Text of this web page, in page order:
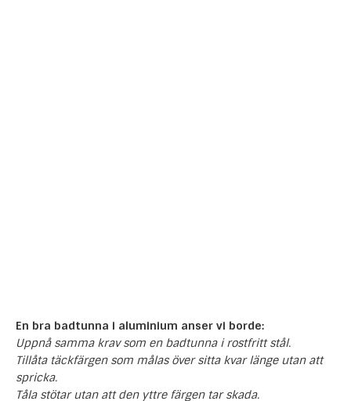
En bra badtunna i aluminium anser vi borde:
Uppnå samma krav som en badtunna i rostfritt stål.
Tillåta täckfärgen som målas över sitta kvar länge utan att
spricka.
Tåla stötar utan att den yttre färgen tar skada.